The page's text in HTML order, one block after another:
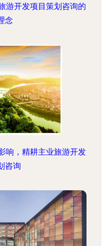
游开发项目策划咨询的
念
响，精耕主业旅游开发
咨询